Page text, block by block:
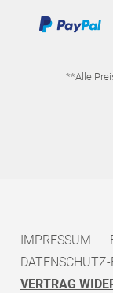
**Alle
IMPRESSUM
VERTRAG